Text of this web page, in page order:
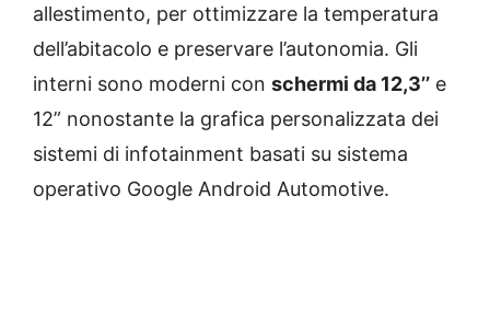
allestimento, per ottimizzare la temperatura
dell’abitacolo e preservare l’autonomia. Gli
interni sono moderni con schermi da 12,3’’ e
12” nonostante la grafica personalizzata dei
sistemi di infotainment basati su sistema
operativo Google Android Automotive.